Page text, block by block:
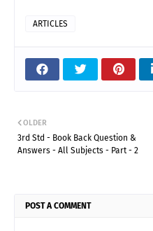
ARTICLES
OLDER
3rd Std - Book Back Question &
Answers - All Subjects - Part - 2
POST A COMMENT